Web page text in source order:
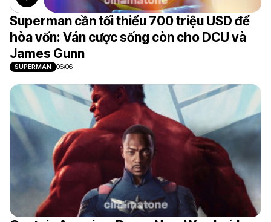
Superman cần tối thiểu 700 triệu USD để
hòa vốn: Ván cược sống còn cho DCU và
James Gunn
SUPERMAN 06/06